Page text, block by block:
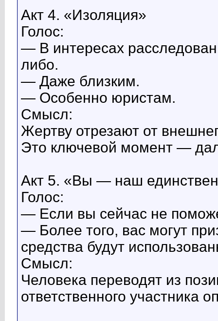
Акт 4. «Изоляция»
Голос:
— В интересах
либо.
— Даже близким.
— Особенно юристам.
Смысл:
Жертву отрезают от
Это ключевой момент —
Акт 5. «Вы — наш
Голос:
— Если вы сейчас не
— Более того, вас могут
средства будут
Смысл:
Человека переводят из
ответственного участника